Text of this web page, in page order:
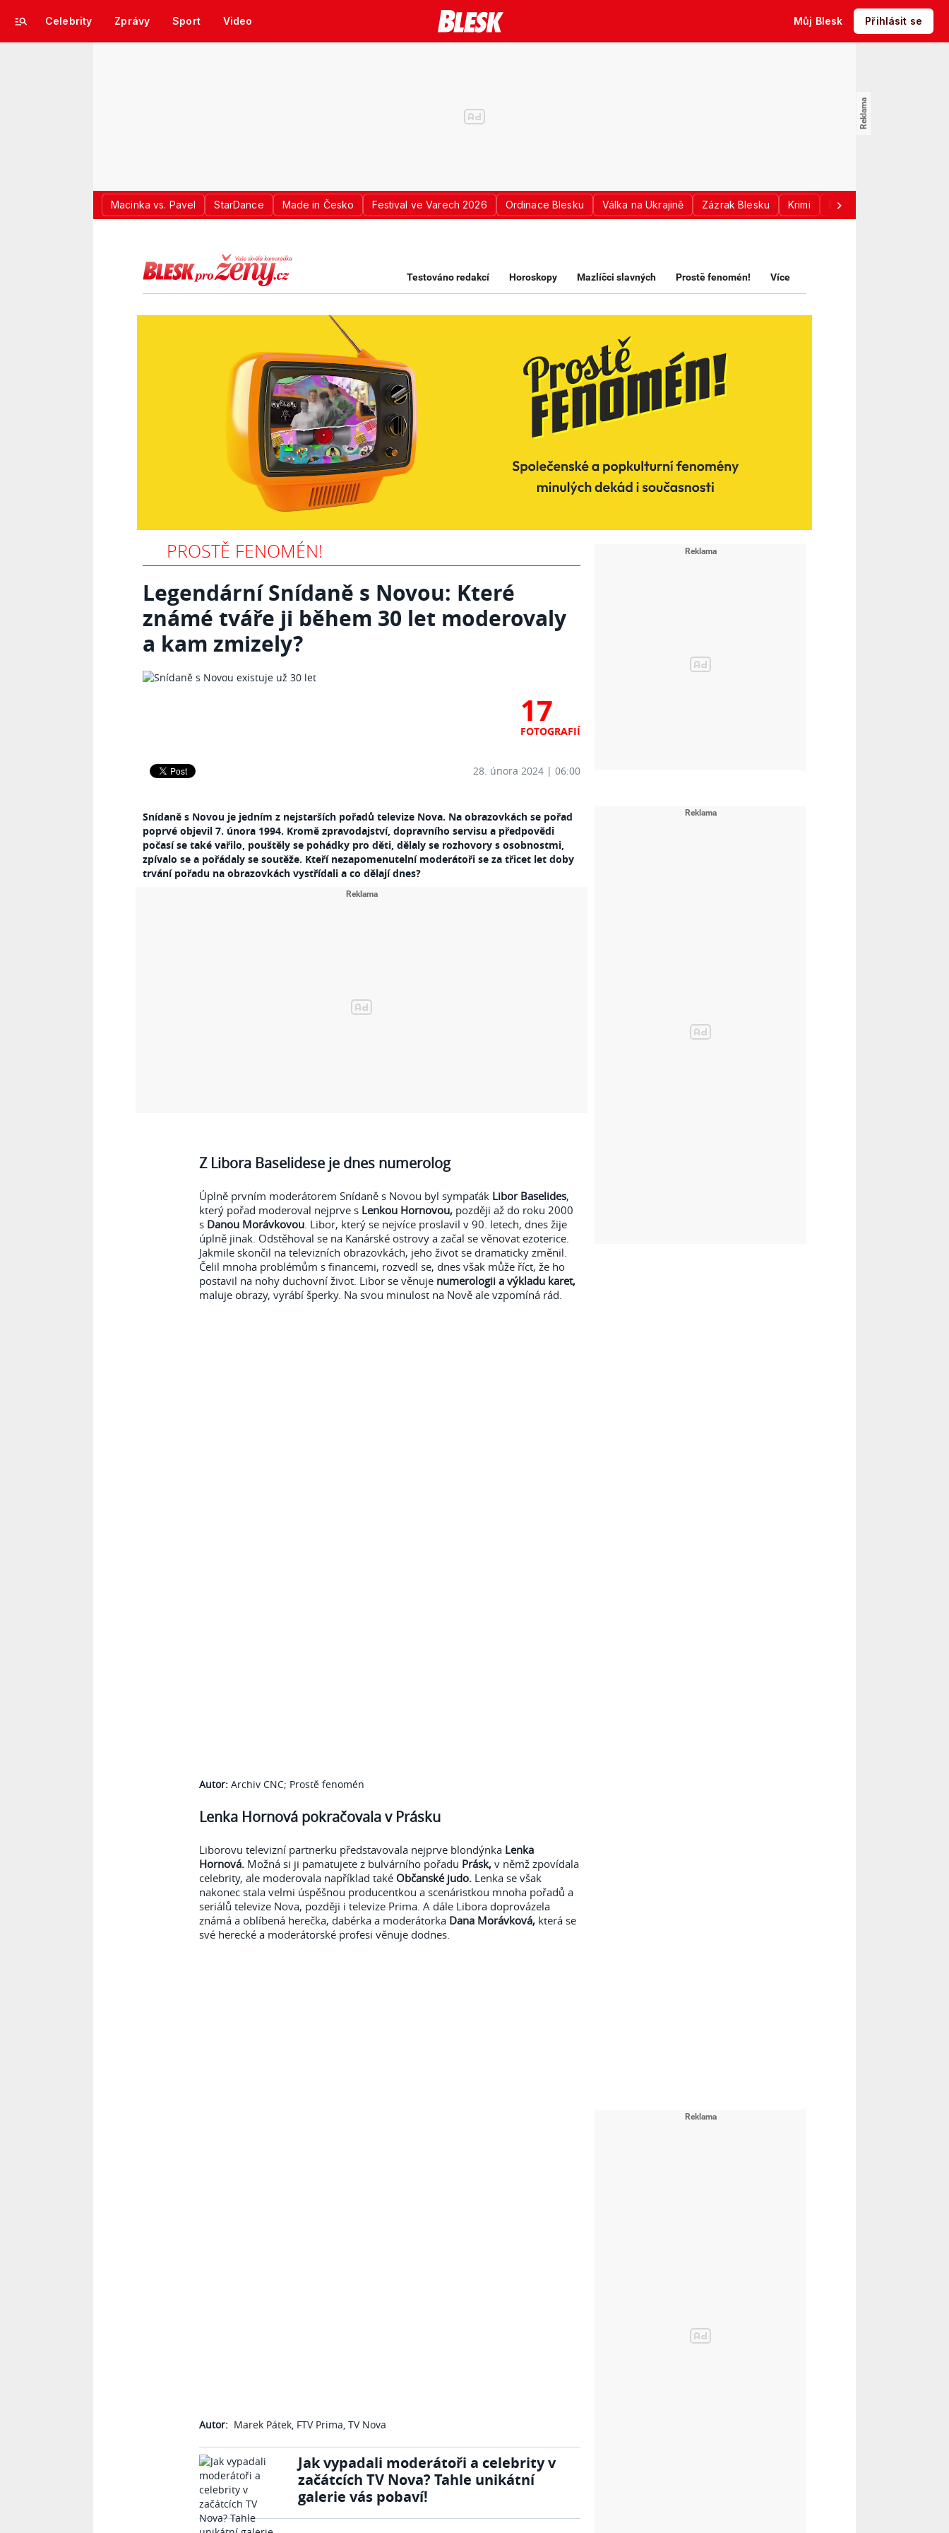
Celebrity Zprávy Sport Video Můj Blesk Přihlásit se
Macinka vs. Pavel StarDance Made in Česko Festival ve Varech 2026 Ordinace Blesku Válka na Ukrajině Zázrak Blesku Krimi Donald Trump
LOGO BLESK PRO ŽENY
Testováno redakcí Horoskopy Mazlíčci slavných Prostě fenomén! Více
PROSTĚ FENOMÉN!
Legendární Snídaně s Novou: Které
známé tváře ji během 30 let moderovaly
a kam zmizely?
17
FOTOGRAFIÍ
28. února 2024 | 06:00
Snídaně s Novou je jedním z nejstarších pořadů televize Nova. Na obrazovkách se pořad
poprvé objevil 7. února 1994. Kromě zpravodajství, dopravního servisu a předpovědi
počasí se také vařilo, pouštěly se pohádky pro děti, dělaly se rozhovory s osobnostmi,
zpívalo se a pořádaly se soutěže. Kteří nezapomenutelní moderátoři se za třicet let doby
trvání pořadu na obrazovkách vystřídali a co dělají dnes?
Z Libora Baselidese je dnes numerolog
Úplně prvním moderátorem Snídaně s Novou byl sympaťák Libor Baselides,
který pořad moderoval nejprve s Lenkou Hornovou, později až do roku 2000
s Danou Morávkovou. Libor, který se nejvíce proslavil v 90. letech, dnes žije
úplně jinak. Odstěhoval se na Kanárské ostrovy a začal se věnovat ezoterice.
Jakmile skončil na televizních obrazovkách, jeho život se dramaticky změnil.
Čelil mnoha problémům s financemi, rozvedl se, dnes však může říct, že ho
postavil na nohy duchovní život. Libor se věnuje numerologii a výkladu karet,
maluje obrazy, vyrábí šperky. Na svou minulost na Nově ale vzpomíná rád.
Autor: Archiv CNC; Prostě fenomén
Lenka Hornová pokračovala v Prásku
Liborovu televizní partnerku představovala nejprve blondýnka Lenka
Hornová. Možná si ji pamatujete z bulvárního pořadu Prásk, v němž zpovídala
celebrity, ale moderovala například také Občanské judo. Lenka se však
nakonec stala velmi úspěšnou producentkou a scenáristkou mnoha pořadů a
seriálů televize Nova, později i televize Prima. A dále Libora doprovázela
známá a oblíbená herečka, dabérka a moderátorka Dana Morávková, která se
své herecké a moderátorské profesi věnuje dodnes.
Autor: Marek Pátek, FTV Prima, TV Nova
Jak vypadali moderátoři a celebrity v
začátcích TV Nova? Tahle unikátní
galerie vás pobaví!